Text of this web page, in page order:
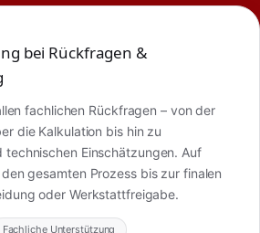
bei Rückfragen &
fachlichen Rückfragen – von der
die Kalkulation bis hin zu
technischen Einschätzungen. Auf
gesamten Prozess bis zur finalen
oder Werkstattfreigabe.
Fachliche Unterstützung